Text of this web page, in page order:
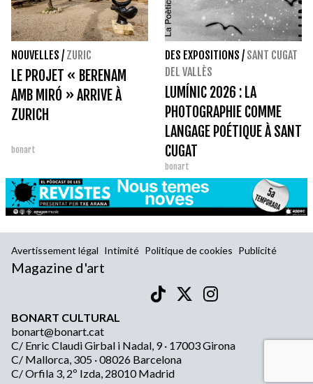
NOUVELLES / ZURIC
LE PROJET « BERENAM
AMB MIRÓ » ARRIVE À
ZURICH
bonart
DES EXPOSITIONS / SANT CUGAT
DEL VALLÈS
LUMÍNIC 2026 : LA
PHOTOGRAPHIE COMME
LANGAGE POÉTIQUE À SANT
CUGAT
bonart
Avertissement légal Intimité Politique de cookies Publicité
Magazine d'art
BONART CULTURAL
bonart@bonart.cat
C/ Enric Claudi Girbal i Nadal, 9 · 17003 Girona
C/ Mallorca, 305 · 08026 Barcelona
C/ Orfila 3, 2º Izda, 28010 Madrid